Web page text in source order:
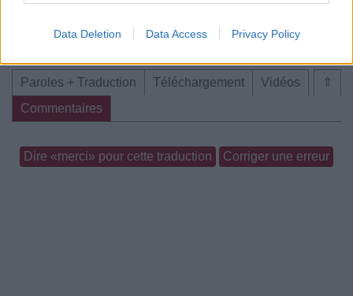
Data Deletion Data Access Privacy Policy
Concert/Live Concert/Live Concert/Live
⇑
Paroles + Traduction Téléchargement
Vidéos
Commentaires
Dire «merci» pour cette traduction Corriger une erreur